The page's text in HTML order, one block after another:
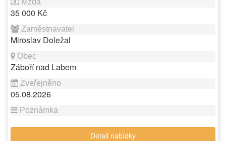
35 000 Kč
Miroslav Doležal
Záboří nad Labem
05.08.2026
Detail nabídky